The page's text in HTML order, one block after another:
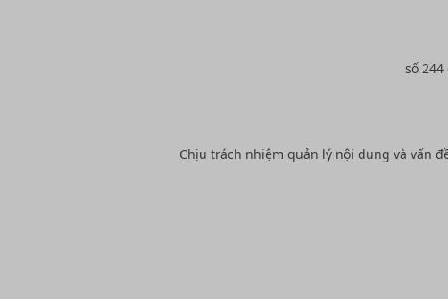
số
Chịu trách nhiệm quản lý nội dung và vấn